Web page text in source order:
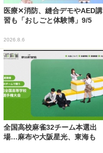
医療✕消防、縫合デモやAED講
習も「おしごと体験博」9/5
2026.8.6
全国高校麻雀32チーム本選出
場…麻布や大阪星光、東海も